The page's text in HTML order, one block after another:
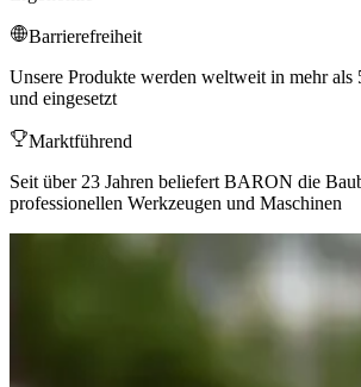
Barrierefreiheit
Unsere Produkte werden weltweit in mehr als
und eingesetzt
Marktführend
Seit über 23 Jahren beliefert BARON die
professionellen Werkzeugen und Maschinen